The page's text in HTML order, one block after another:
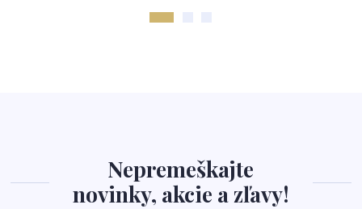
Nepremeškajte
novinky, akcie a zľavy!